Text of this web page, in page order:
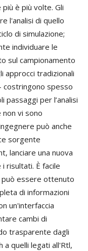
è più volte. Gli
l'analisi di quello
di simulazione;
individuare le
sul campionamento
approcci tradizionali
costringono spesso
per l’analisi
vi sono
può anche
sorgente
lanciare una nuova
risultati. È facile
può essere ottenuto
di informazioni
un'interfaccia
cambi di
trasparente dagli
quelli legati all'Rtl,